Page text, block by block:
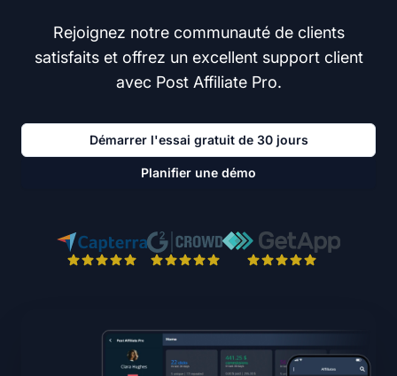
Rejoignez notre communauté de clients
satisfaits et offrez un excellent support client
avec Post Affiliate Pro.
Démarrer l'essai gratuit de 30 jours
Planifier une démo